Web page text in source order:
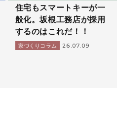
住宅もスマートキーが一
般化。坂根工務店が採用
するのはこれだ！！
家づくりコラム 26.07.09